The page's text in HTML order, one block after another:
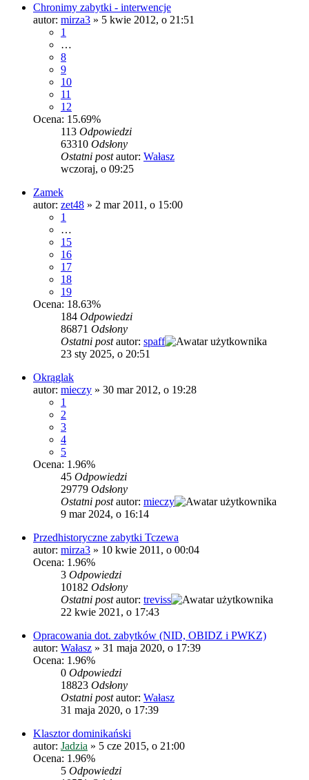
Chronimy zabytki - interwencje
autor: mirza3 » 5 kwie 2012, o 21:51
1
…
8
9
10
11
12
Ocena: 15.69%
113 Odpowiedzi
63310 Odsłony
Ostatni postautor: Wałasz
wczoraj, o 09:25
Zamek
autor: zet48 » 2 mar 2011, o 15:00
1
…
15
16
17
18
19
Ocena: 18.63%
184 Odpowiedzi
86871 Odsłony
Ostatni postautor: spaff
23 sty 2025, o 20:51
Okrąglak
autor: mieczy » 30 mar 2012, o 19:28
1
2
3
4
5
Ocena: 1.96%
45 Odpowiedzi
29779 Odsłony
Ostatni postautor: mieczy
9 mar 2024, o 16:14
Przedhistoryczne zabytki Tczewa
autor: mirza3 » 10 kwie 2011, o 00:04
Ocena: 1.96%
3 Odpowiedzi
10182 Odsłony
Ostatni postautor: treviss
22 kwie 2021, o 17:43
Opracowania dot. zabytków (NID, OBIDZ i PWKZ)
autor: Wałasz » 31 maja 2020, o 17:39
Ocena: 1.96%
0 Odpowiedzi
18823 Odsłony
Ostatni postautor: Wałasz
31 maja 2020, o 17:39
Klasztor dominikański
autor: Jadzia » 5 cze 2015, o 21:00
Ocena: 1.96%
5 Odpowiedzi